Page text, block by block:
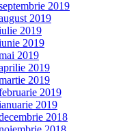
2019
2019
2019
2019
2019
2019
2019
2019
2019
2018